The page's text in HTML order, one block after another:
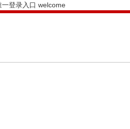
登录入口 welcome